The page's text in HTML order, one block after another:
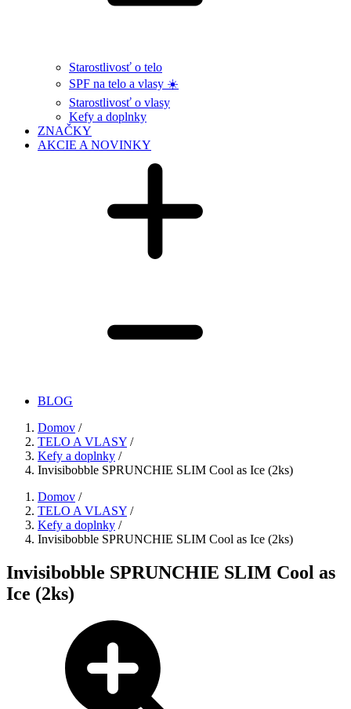
Starostlivosť o telo
SPF na telo a vlasy ☀️
Starostlivosť o vlasy
Kefy a doplnky
ZNAČKY
AKCIE A NOVINKY
BLOG
Domov /
TELO A VLASY /
Kefy a doplnky /
Invisibobble SPRUNCHIE SLIM Cool as Ice (2ks)
Domov /
TELO A VLASY /
Kefy a doplnky /
Invisibobble SPRUNCHIE SLIM Cool as Ice (2ks)
Invisibobble SPRUNCHIE SLIM Cool as
Ice (2ks)